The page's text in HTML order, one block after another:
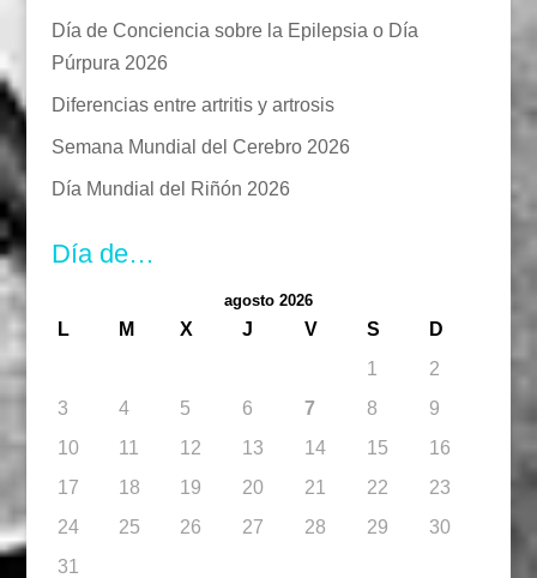
Día de Conciencia sobre la Epilepsia o Día
Púrpura 2026
Diferencias entre artritis y artrosis
Semana Mundial del Cerebro 2026
Día Mundial del Riñón 2026
Día de…
agosto 2026
L M X J V S
D
1
2
3
4 5 6 7 8
9
10
11 12 13 14 15
16
17
18 19 20 21 22
23
24
25 26 27 28 29
30
31